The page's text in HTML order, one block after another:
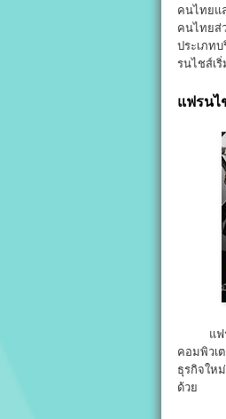
คนไทยแ
คนไทยส่
ประเภท
รนไชส์เ
แฟรนไ
แฟรนไ
คอมพิวเ
ธุรกิจให
ด้วย